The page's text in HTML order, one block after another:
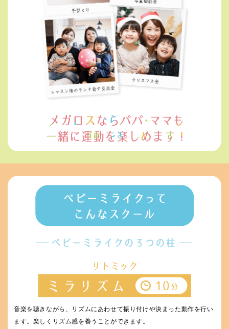
音楽を聴きながら、リズムにあわせて振り付けや決まった動作を行い
ます。楽しくリズム感を養うことができます。